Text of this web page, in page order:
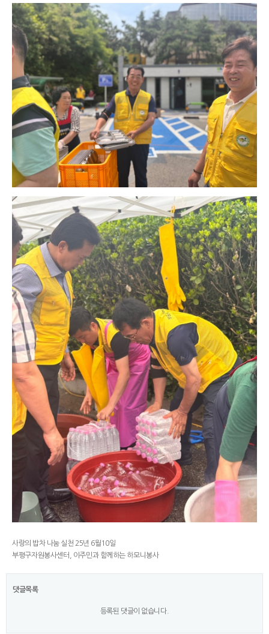
사랑의 밥차 나눔 실천 25년 6월10일
부평구자원봉사센터, 이주민과 함께하는 하모니봉사
댓글목록
등록된 댓글이 없습니다.